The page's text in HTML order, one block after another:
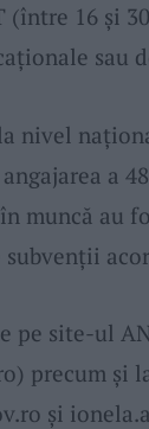
16 și
sau
nivel
a
muncă au
pe site-ul
precum și
și